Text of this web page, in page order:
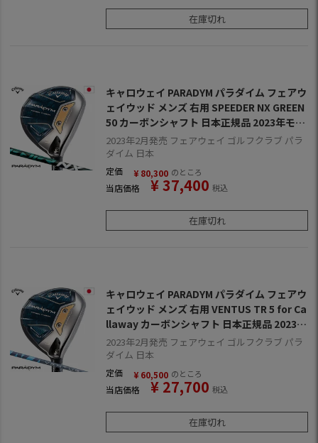
在庫切れ
キャロウェイ PARADYM パラダイム フェアウ
ェイウッド メンズ 右用 SPEEDER NX GREEN
50 カーボンシャフト 日本正規品 2023年モデ
ル パラダイムMD
2023年2月発売 フェアウェイ ゴルフクラブ パラ
ダイム 日本
定価 ¥ 80,300 のところ
当店価格 ¥37,400 税込
在庫切れ
キャロウェイ PARADYM パラダイム フェアウ
ェイウッド メンズ 右用 VENTUS TR 5 for Ca
llaway カーボンシャフト 日本正規品 2023年
モデル パラダイムMD
2023年2月発売 フェアウェイ ゴルフクラブ パラ
ダイム 日本
定価 ¥ 60,500 のところ
当店価格 ¥ 27,700 税込
在庫切れ